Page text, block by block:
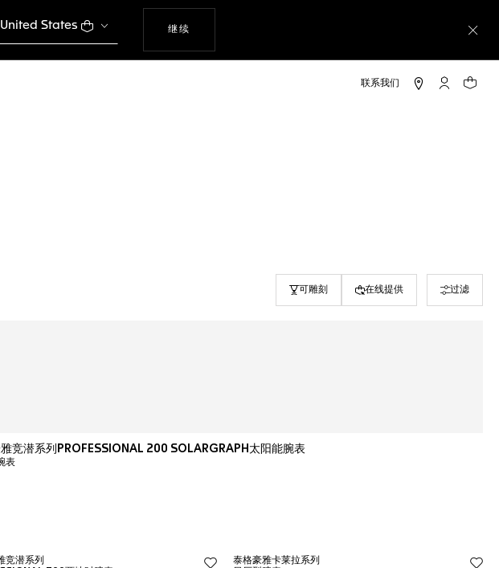
United States 继续
My TAG您的